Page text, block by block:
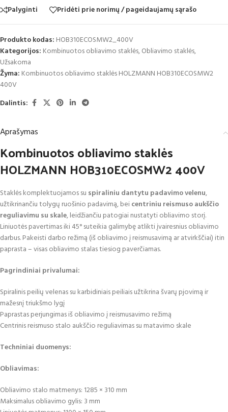
Palyginti Pridėti prie norimų / pageidaujamų sąrašo
Produkto kodas: HOB310ECOSMW2_400V
Kategorijos: Kombinuotos obliavimo staklės,Obliavimo staklės,
Užsakoma
Žyma: Kombinuotos obliavimo staklės HOLZMANN HOB310ECOSMW2
400V
Dalintis:
Aprašymas
Kombinuotos obliavimo staklės
HOLZMANN HOB310ECOSMW2 400V
Staklės komplektuojamos su spiraliniu dantytu padavimo velenu,
užtikrinančiu tolygų ruošinio padavimą, beicentriniu reismuso aukščio
reguliavimu su skale, leidžiančiu patogiai nustatyti obliavimo storį.
Liniuotės pavertimas iki 45° suteikia galimybę atlikti įvairesnius obliavimo
darbus. Pakeisti darbo režimą (iš obliavimo į reismusavimą ar atvirkščiai) itin
paprasta – visas obliavimo stalas tiesiog paverčiamas.
Pagrindiniai privalumai:
Spiralinis peilių velenas su karbidiniais peiliais užtikrina švarų pjovimą ir
mažesnį triukšmo lygį
Paprastas perjungimas iš obliavimo į reismusavimo režimą
Centrinis reismuso stalo aukščio reguliavimas su matavimo skale
Techniniai duomenys:
Obliavimas:
Obliavimo stalo matmenys: 1285 × 310 mm
Maksimalus obliavimo gylis: 3 mm